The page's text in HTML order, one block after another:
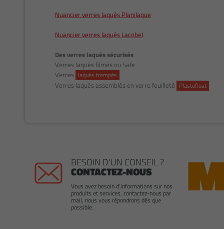
Nuancier verres laqués Planilaque
Nuancier verres laqués Lacobel
Des verres laqués sécurisés
Verres laqués filmés ou Safe
Verres laqués trempés
Verres laqués assemblés en verre feuilleté Plastofloat
BESOIN D'UN CONSEIL ?
CONTACTEZ-NOUS
Vous avez besoin d'informations sur nos
produits et services, contactez-nous par
mail, nous vous répondrons dès que
possible.